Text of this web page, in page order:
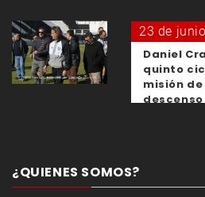
23 de
Daniel
quinto
misión
descenso
¿QUIENES SOMOS?